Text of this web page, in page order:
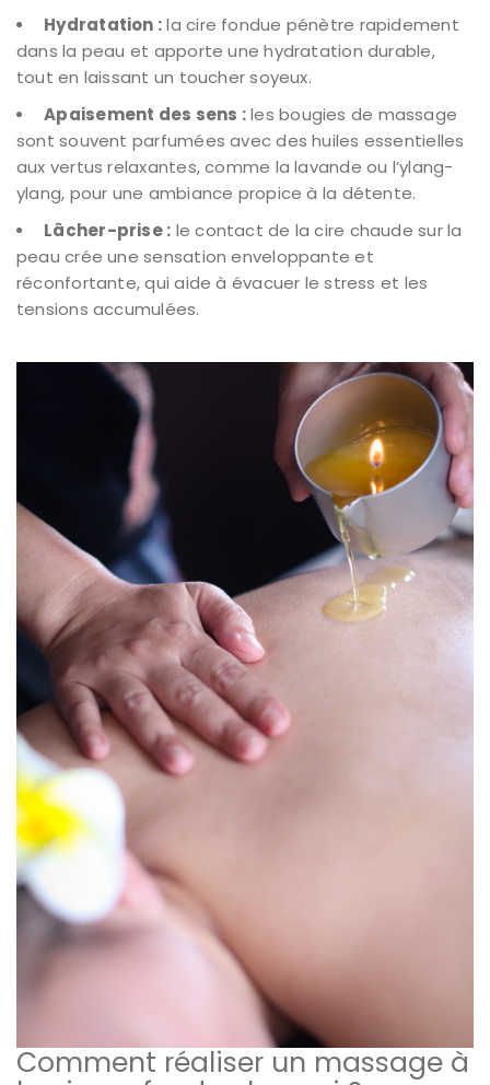
Hydratation :la cire fondue pénètre rapidement
dans la peau et apporte une hydratation durable,
tout en laissant un toucher soyeux.
Apaisement des sens :les bougies de massage
sont souvent parfumées avec des huiles essentielles
aux vertus relaxantes, comme la lavande ou l’ylang-
ylang, pour une ambiance propice à la détente.
Lâcher-prise : le contact de la cire chaude sur la
peau crée une sensation enveloppante et
réconfortante, qui aide à évacuer le stress et les
tensions accumulées.
Comment réaliser un massage à